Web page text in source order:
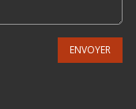
ENVOYER